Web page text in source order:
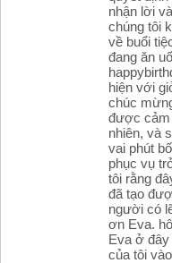
nhận lời
chúng tôi
về buổi
đang ăn
hiện với
chúc
được cảm
nhiên, và
vai phút
phục vụ
tôi rằng
đã tạo
người có
ơn Eva.
Eva ở
của tôi